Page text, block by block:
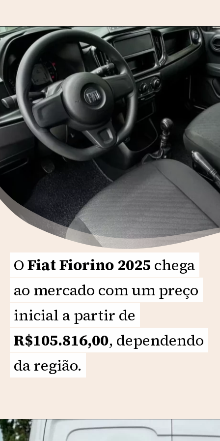
Opening https://motorprime.com.br/qual-e-o-preco-do-novo-fiat-fiorino-2025-especificacoes-e-particularidades/
OFiat Fiorino 2025 chega
ao mercado com um preço
inicial a partir de
R$105.816,00, dependendo
da região.
OFiat Fiorino 2025 chega
ao mercado com um preço
inicial a partir de
R$105.816,00, dependendo
da região.
Opening